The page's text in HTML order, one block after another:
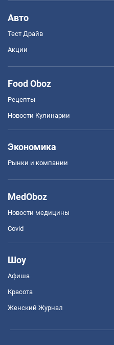
Авто
Тест Драйв
Акции
Food Oboz
Рецепты
Новости Кулинарии
Экономика
Рынки и компании
MedOboz
Новости медицины
Covid
Шоу
Афиша
Красота
Женский Журнал